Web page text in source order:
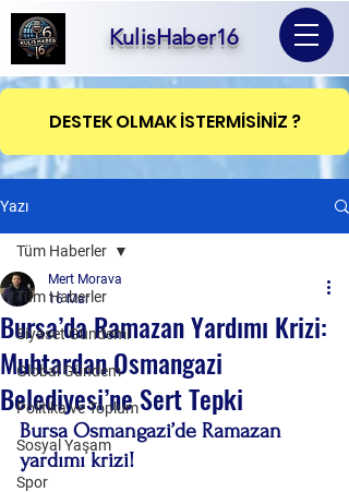
KulisHaber16
DESTEK OLMAK İSTERMİSİNİZ ?
Yazı
Tüm Haberler
Siyaset Gündemi
Global Gündem
Politika ve Toplum
Sosyal Yaşam
Spor
Tüm Haberler
Bursa’da Ramazan Yardımı Krizi:
Muhtardan Osmangazi
Belediyesi’ne Sert Tepki
Mert Morava
16 Mar
Bursa Osmangazi’de Ramazan
yardımı krizi!